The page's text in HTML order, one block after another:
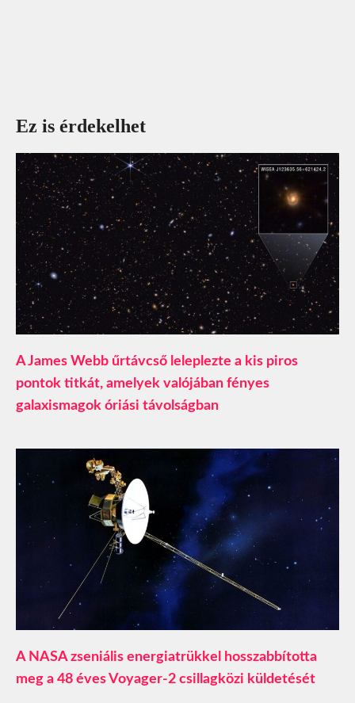
Ez is érdekelhet
A James Webb űrtávcső leleplezte a kis piros
pontok titkát, amelyek valójában fényes
galaxismagok óriási távolságban
A NASA zseniális energiatrükkel hosszabbította
meg a 48 éves Voyager-2 csillagközi küldetését